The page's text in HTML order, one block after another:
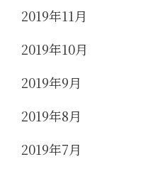
2019年11月
2019年10月
2019年9月
2019年8月
2019年7月